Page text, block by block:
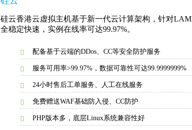
硅云香港云虚拟主机基于新一代云计算架构，针对
全稳定快速，实例在线率可达99.97%。
配备基于云端的DDos、CC等安全防护服务
服务可用率>99.97%，数据可靠性可达99.9999999%
24小时售后工单服务、人工在线服务
免费赠送WAF基础防入侵、CC防护
PHP版本多，底层Linux系统兼容性好